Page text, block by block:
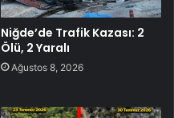
Niğde’de Trafik Kazası: 2
Ölü, 2 Yaralı
Ağustos 8, 2026